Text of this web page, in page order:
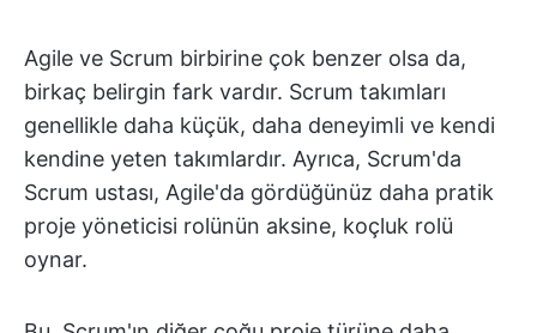
Agile ve Scrum birbirine çok benzer olsa da,
birkaç belirgin fark vardır. Scrum takımları
genellikle daha küçük, daha deneyimli ve kendi
kendine yeten takımlardır. Ayrıca, Scrum'da
Scrum ustası, Agile'da gördüğünüz daha pratik
proje yöneticisi rolünün aksine, koçluk rolü
oynar.